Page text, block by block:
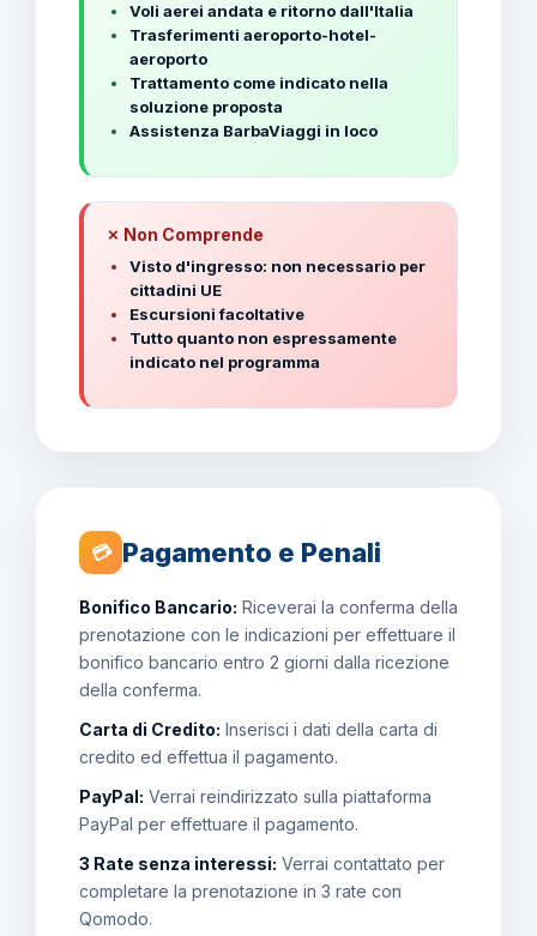
Voli aerei andata e ritorno dall'Italia
Trasferimenti aeroporto-hotel-
aeroporto
Trattamento come indicato nella
soluzione proposta
Assistenza BarbaViaggi in loco
✗ Non Comprende
Visto d'ingresso: non necessario per
cittadini UE
Escursioni facoltative
Tutto quanto non espressamente
indicato nel programma
💳 Pagamento e Penali
Bonifico Bancario: Riceverai la conferma della
prenotazione con le indicazioni per effettuare il
bonifico bancario entro 2 giorni dalla ricezione
della conferma.
Carta di Credito: Inserisci i dati della carta di
credito ed effettua il pagamento.
PayPal: Verrai reindirizzato sulla piattaforma
PayPal per effettuare il pagamento.
3 Rate senza interessi: Verrai contattato per
completare la prenotazione in 3 rate con
Qomodo.